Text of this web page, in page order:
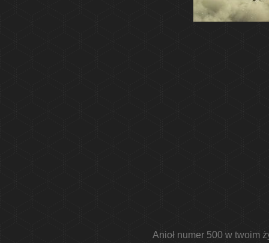
Anioł numer 500 w twoim